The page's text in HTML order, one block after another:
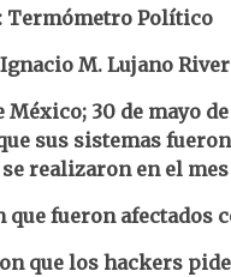
Termómetro Político
M. Lujano
México; 30 de mayo
sus sistemas
realizaron en el
fueron afectados
que los hackers